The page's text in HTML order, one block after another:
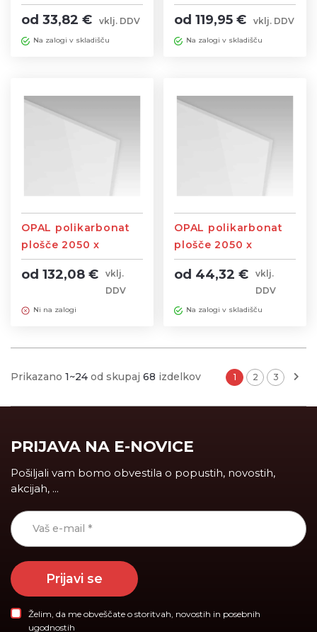
z UV zaščito
od 33,82 € vklj. DDV
Na zalogi v skladišču
2050 x 3050mm brez
UV zaščite
od 119,95 € vklj. DDV
Na zalogi v skladišču
OPAL polikarbonat
plošče 2050 x
3050mm brez UV
zaščite
od 132,08 €
vklj.
DDV
Ni na zalogi
OPAL polikarbonat
plošče 2050 x
3050mm z UV
zaščito
od 44,32 €
vklj.
DDV
Na zalogi v skladišču
Prikazano 1~24 od skupaj 68 izdelkov 1 2 3
PRIJAVA NA E-NOVICE
Pošiljali vam bomo obvestila o popustih, novostih,
akcijah, ...
Prijavi se
Želim, da me obveščate o storitvah, novostih in posebnih
ugodnostih